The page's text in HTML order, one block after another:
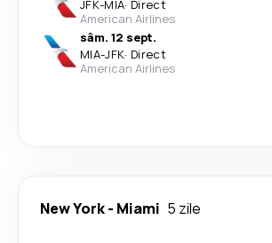
JFK-MIA· Direct
American Airlines
sâm. 12 sept.
MIA-JFK· Direct
American Airlines
New York- Miami 5 zile